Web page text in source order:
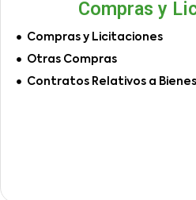
Compras y
Compras y Licitaciones
Otras Compras
Contratos Relativos a